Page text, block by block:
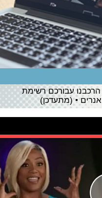
עבורכם רשימת
• (מתעדכן)